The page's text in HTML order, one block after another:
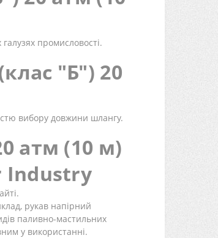
промисловості.
"Б") 20
вибору довжини шлангу.
атм (10 м)
Industry
рукав напірний
паливно-мастильних
у використанні.